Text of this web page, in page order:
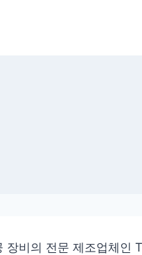
장비의 전문 제조업체